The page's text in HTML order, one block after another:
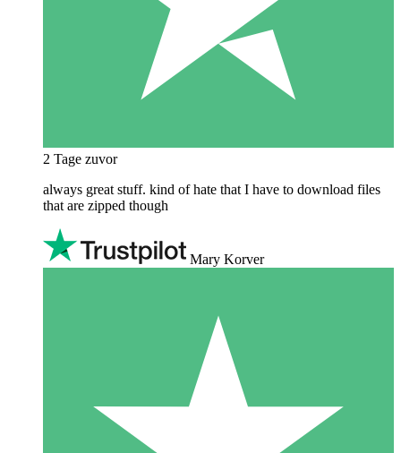
2 Tage zuvor
always great stuff. kind of hate that I have to download files
that are zipped though
Mary Korver